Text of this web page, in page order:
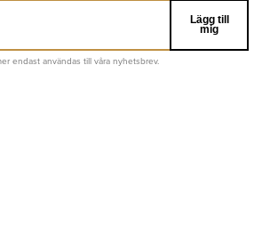
Lägg till
mig
endast användas till våra nyhetsbrev.